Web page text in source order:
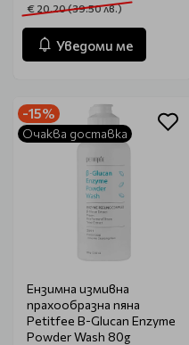
€ 20.20 (39.50 лв.)
Уведоми ме
-15%
Очаква доставка
Ензимна измивна
прахообразна пяна
Petitfee B-Glucan Enzyme
Powder Wash 80g